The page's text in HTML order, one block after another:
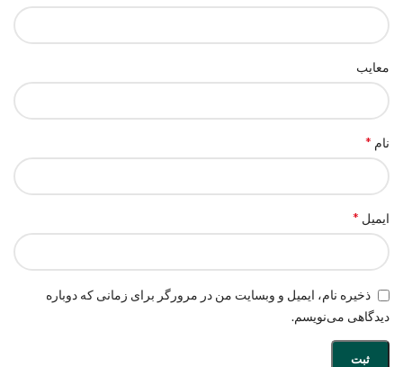
معایب
نام *
ایمیل *
ذخیره نام، ایمیل و وبسایت من در مرورگر برای زمانی که دوباره
دیدگاهی می‌نویسم.